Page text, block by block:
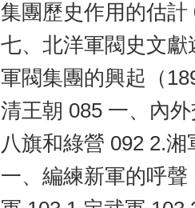
集團歷史作用的估
七、北洋軍閥史文
軍閥集團的興起（
清王朝 085 一、內
八旗和綠營 092 2.
一、編練新軍的呼